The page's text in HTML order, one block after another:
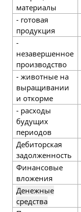
материалы
- готовая
продукция
-
незавершенное
производство
- животные на
выращивании
и откорме
- расходы
будущих
периодов
Дебиторская
задолженность
Финансовые
вложения
Денежные
средства